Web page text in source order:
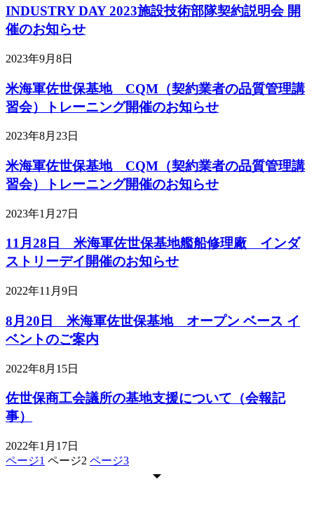
INDUSTRY DAY 2023施設技術部隊契約説明会 開
催のお知らせ
2023年9月8日
米海軍佐世保基地 CQM（契約業者の品質管理講
習会）トレーニング開催のお知らせ
2023年8月23日
米海軍佐世保基地 CQM（契約業者の品質管理講
習会）トレーニング開催のお知らせ
2023年1月27日
11月28日 米海軍佐世保基地艦船修理廠 インダ
ストリーデイ開催のお知らせ
2022年11月9日
8月20日 米海軍佐世保基地 オープン ベース イ
ベントのご案内
2022年8月15日
佐世保商工会議所の基地支援について（会報記
事）
2022年1月17日
ページ1 ページ2 ページ3